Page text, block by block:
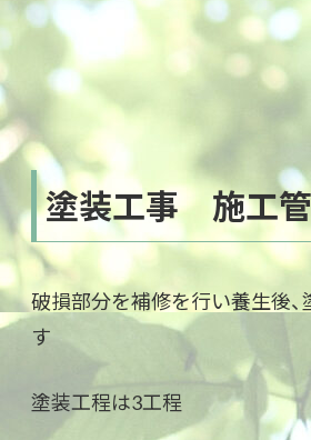
塗装工事 施工
破損部分を補修を行い養生後
す
塗装工程は3工程